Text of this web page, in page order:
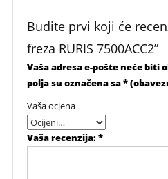
Budite prvi koji će
freza RURIS 7500ACC2”
Vaša adresa e-pošte neće biti
polja su označena sa*
Vaša ocjena
Vaša recenzija:*